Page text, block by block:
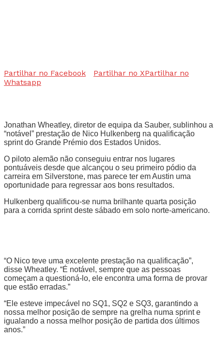
Partilhar no Facebook Partilhar no XPartilhar no
Whatsapp
Jonathan Wheatley, diretor de equipa da Sauber, sublinhou a
“notável” prestação de Nico Hulkenberg na qualificação
sprint do Grande Prémio dos Estados Unidos.
O piloto alemão não conseguiu entrar nos lugares
pontuáveis desde que alcançou o seu primeiro pódio da
carreira em Silverstone, mas parece ter em Austin uma
oportunidade para regressar aos bons resultados.
Hulkenberg qualificou-se numa brilhante quarta posição
para a corrida sprint deste sábado em solo norte-americano.
“O Nico teve uma excelente prestação na qualificação”,
disse Wheatley. “É notável, sempre que as pessoas
começam a questioná-lo, ele encontra uma forma de provar
que estão erradas.”
“Ele esteve impecável no SQ1, SQ2 e SQ3, garantindo a
nossa melhor posição de sempre na grelha numa sprint e
igualando a nossa melhor posição de partida dos últimos
anos.”